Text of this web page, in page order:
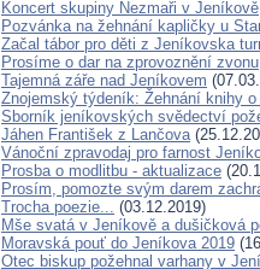
Koncert skupiny Nezmaři v Jeníkově
Pozvánka na žehnání kapličky u
Začal tábor pro děti z Jeníkovska
Prosíme o dar na zprovoznění zvonu
Tajemná záře nad Jeníkovem
Znojemský týdeník: Žehnání knihy
Sborník jeníkovských svědectví
Jáhen František z Lančova
Vánoční zpravodaj pro farnost
Prosba o modlitbu - aktualizace
Prosím, pomozte svým darem
Trocha poezie...
(03.12.2019)
Mše svatá v Jeníkově a dušičková
Moravská pouť do Jeníkova 2019
Otec biskup požehnal varhany v